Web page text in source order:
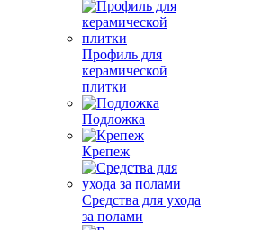
Профиль для
керамической
плитки
Подложка
Крепеж
Средства для ухода
за полами